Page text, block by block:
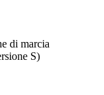
di marcia
S)